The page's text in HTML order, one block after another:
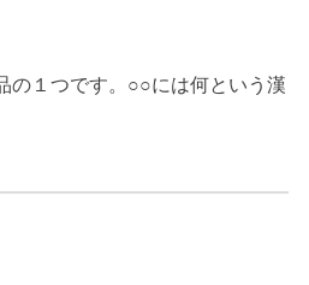
の１つです。○○には何という漢